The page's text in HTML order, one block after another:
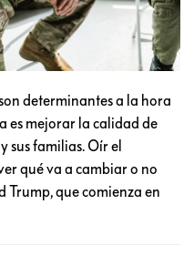
determinantes a la hora
es mejorar la calidad de
sus familias. Oír el
qué va a cambiar o no
Trump, que comienza en